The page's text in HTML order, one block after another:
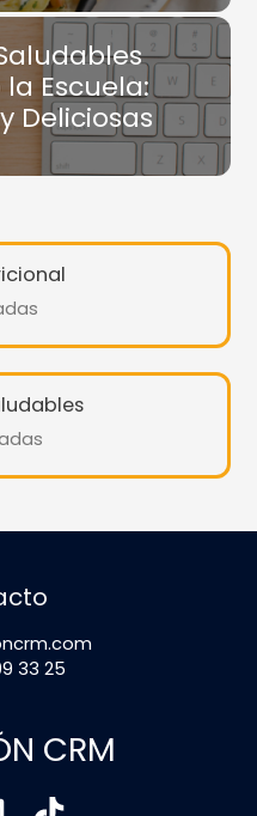
Escuela:
Deliciosas
33 25
CRM